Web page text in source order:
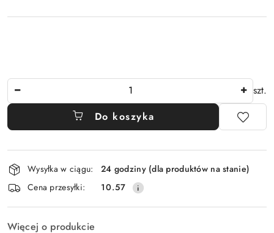
szt.
Do koszyka
Dostępność
i
dostawa
Wysyłka w ciągu:
24 godziny (dla produktów na stanie)
Cena przesyłki:
10.57
Więcej o produkcie